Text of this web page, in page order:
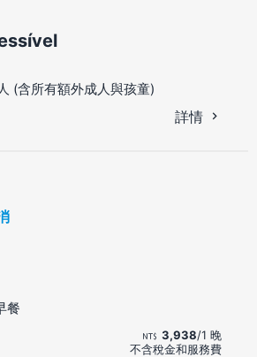
(含所有額外成人與孩童)
詳情
餐
3,938/1 晚
不含稅金和服務費